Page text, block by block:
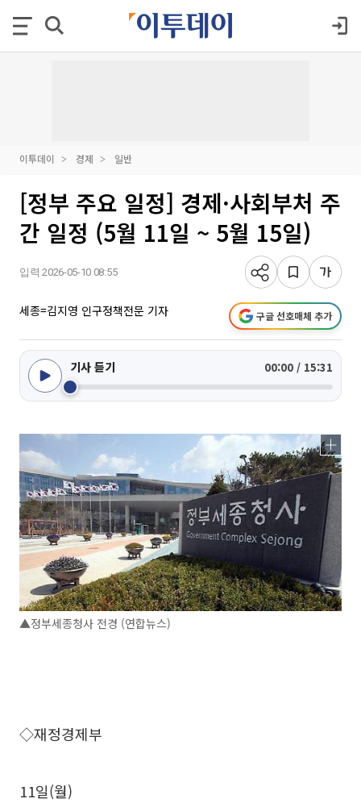
이투데이 경제 일반
[정부 주요 일정] 경제·사회부처 주
간 일정 (5월 11일 ~ 5월 15일)
입력 2026-05-10 08:55
세종=김지영 인구정책전문 기자 구글 선호매체 추가
기사 듣기 00:00 / 15:31
▲정부세종청사 전경 (연합뉴스)
◇재정경제부
11일(월)